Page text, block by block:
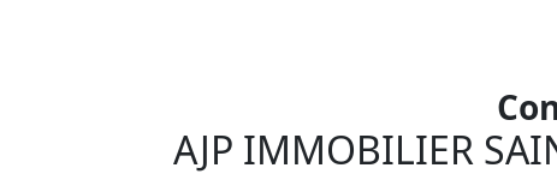
AJP IMMOBILIER